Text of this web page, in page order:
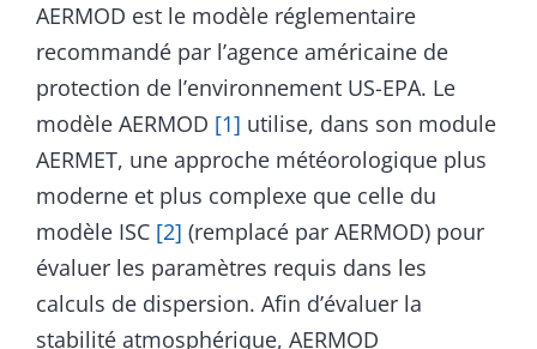
AERMOD est le modèle réglementaire
recommandé par l’agence américaine de
protection de l’environnement US-EPA. Le
modèle AERMOD [1] utilise, dans son module
AERMET, une approche météorologique plus
moderne et plus complexe que celle du
modèle ISC [2] (remplacé par AERMOD) pour
évaluer les paramètres requis dans les
calculs de dispersion. Afin d’évaluer la
stabilité atmosphérique, AERMOD